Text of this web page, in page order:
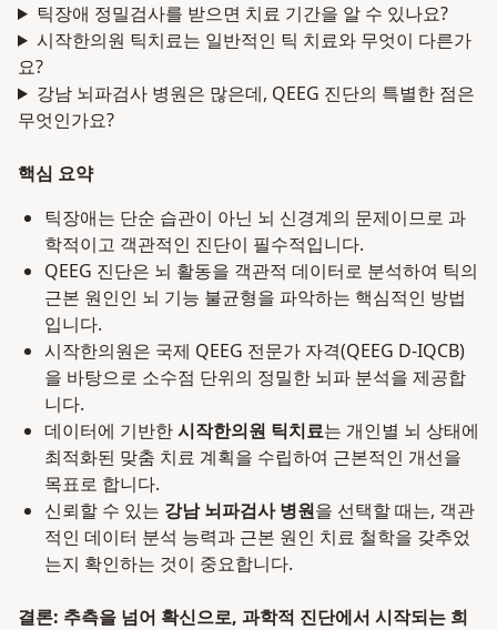
틱장애 정밀검사를 받으면 치료 기간을 알 수 있나요?
시작한의원 틱치료는 일반적인 틱 치료와 무엇이 다른가
요?
강남 뇌파검사 병원은 많은데, QEEG 진단의 특별한 점은
무엇인가요?
핵심 요약
틱장애는 단순 습관이 아닌 뇌 신경계의 문제이므로 과
학적이고 객관적인 진단이 필수적입니다.
QEEG 진단은 뇌 활동을 객관적 데이터로 분석하여 틱의
근본 원인인 뇌 기능 불균형을 파악하는 핵심적인 방법
입니다.
시작한의원은 국제 QEEG 전문가 자격(QEEG D-IQCB)
을 바탕으로 소수점 단위의 정밀한 뇌파 분석을 제공합
니다.
데이터에 기반한시작한의원 틱치료는 개인별 뇌 상태에
최적화된 맞춤 치료 계획을 수립하여 근본적인 개선을
목표로 합니다.
신뢰할 수 있는 강남 뇌파검사 병원을 선택할 때는, 객관
적인 데이터 분석 능력과 근본 원인 치료 철학을 갖추었
는지 확인하는 것이 중요합니다.
결론: 추측을 넘어 확신으로, 과학적 진단에서 시작되는 희